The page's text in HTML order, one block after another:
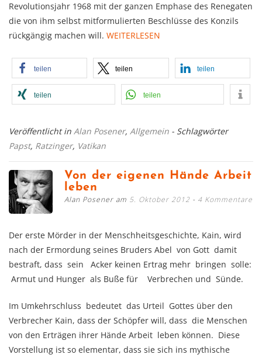
Revolutionsjahr 1968 mit der ganzen Emphase des Renegaten
die von ihm selbst mitformulierten Beschlüsse des Konzils
rückgängig machen will. WEITERLESEN
teilen teilen teilen
teilen teilen
Veröffentlicht in Alan Posener, Allgemein - Schlagwörter
Papst, Ratzinger, Vatikan
Von der eigenen Hände Arbeit
leben
Alan Posener am 5. Oktober 2012 4 Kommentare
Der erste Mörder in der Menschheitsgeschichte, Kain, wird
nach der Ermordung seines Bruders Abel von Gott damit
bestraft, dass sein Acker keinen Ertrag mehr bringen solle:
Armut und Hunger als Buße für Verbrechen und Sünde.
Im Umkehrschluss bedeutet das Urteil Gottes über den
Verbrecher Kain, dass der Schöpfer will, dass die Menschen
von den Erträgen ihrer Hände Arbeit leben können. Diese
Vorstellung ist so elementar, dass sie sich ins mythische